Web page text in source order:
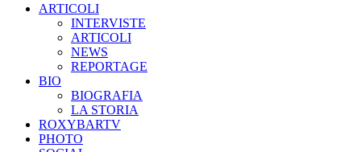
Close
ARTICOLI
INTERVISTE
ARTICOLI
NEWS
REPORTAGE
BIO
BIOGRAFIA
LA STORIA
ROXYBARTV
PHOTO